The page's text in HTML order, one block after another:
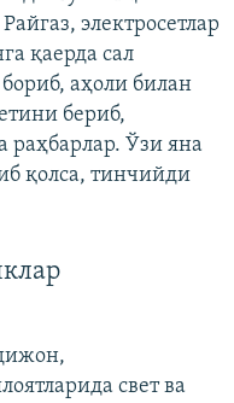
электросетлар
қаерда сал
аҳоли билан
бериб,
Ўзи яна
қолса, тинчийди
свет ва